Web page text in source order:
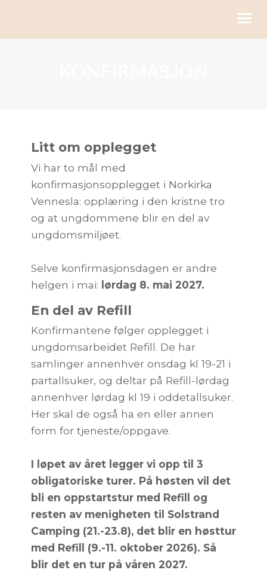
RESSURSER
OM OSS
Litt om opplegget
Vi har to mål med
konfirmasjonsopplegget i Norkirka
Vennesla: opplæring i den kristne tro
og at ungdommene blir en del av
ungdomsmiljøet.
Selve konfirmasjonsdagen er andre
helgen i mai: lørdag 8. mai 2027.
En del av Refill
Konfirmantene følger opplegget i
ungdomsarbeidet Refill. De har
samlinger annenhver onsdag kl 19-21 i
partallsuker, og deltar på Refill-lørdag
annenhver lørdag kl 19 i oddetallsuker.
Her skal de også ha en eller annen
form for tjeneste/oppgave.
I løpet av året legger vi opp til 3
obligatoriske turer. På høsten vil det
bli en oppstartstur med Refill og
resten av menigheten til Solstrand
Camping (21.-23.8), det blir en høsttur
med Refill (9.-11. oktober 2026). Så
blir det en tur på våren 2027.